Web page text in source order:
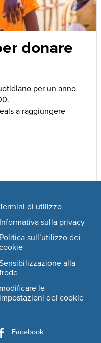
donare
per un anno
a raggiungere
information
di utilizzo
Informativa sulla privacy
Politica sull’utilizzo dei
alla
modificare le
impostazioni dei cookie
Facebook